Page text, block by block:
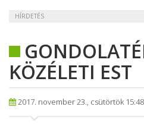
HÍRDETÉS
KÖZÉLETI EST
2017. november 23., csütörtök 15:48